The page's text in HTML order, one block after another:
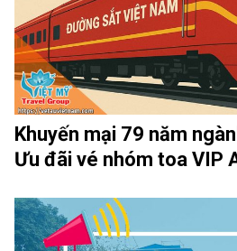
Khuyến mại 79 năm
Ưu đãi vé nhóm toa VIP